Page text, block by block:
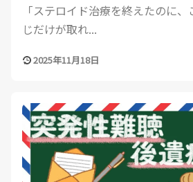
「ステロイド治療を終えたのに
じだけが取れ...
2025年11月18日